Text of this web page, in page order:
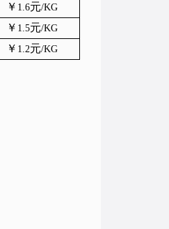
￥ 1.6元/KG
￥ 1.5元/KG
￥ 1.2元/KG